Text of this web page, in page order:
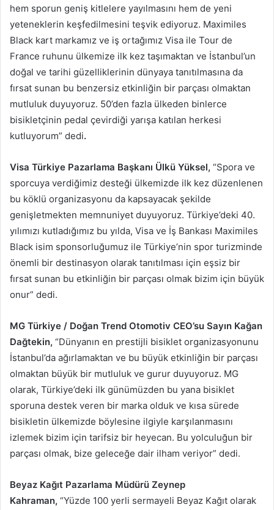
hem sporun geniş kitlelere yayılmasını hem de yeni
yeteneklerin keşfedilmesini teşvik ediyoruz. Maximiles
Black kart markamız ve iş ortağımız Visa ile Tour de
France ruhunu ülkemize ilk kez taşımaktan ve İstanbul’un
doğal ve tarihi güzelliklerinin dünyaya tanıtılmasına da
fırsat sunan bu benzersiz etkinliğin bir parçası olmaktan
mutluluk duyuyoruz. 50’den fazla ülkeden binlerce
bisikletçinin pedal çevirdiği yarışa katılan herkesi
kutluyorum” dedi.
Visa Türkiye Pazarlama Başkanı Ülkü Yüksel, “Spora ve
sporcuya verdiğimiz desteği ülkemizde ilk kez düzenlenen
bu köklü organizasyonu da kapsayacak şekilde
genişletmekten memnuniyet duyuyoruz. Türkiye’deki 40.
yılımızı kutladığımız bu yılda, Visa ve İş Bankası Maximiles
Black isim sponsorluğumuz ile Türkiye’nin spor turizminde
önemli bir destinasyon olarak tanıtılması için eşsiz bir
fırsat sunan bu etkinliğin bir parçası olmak bizim için büyük
onur” dedi.
⁠MG Türkiye / Doğan Trend Otomotiv CEO’su Sayın Kağan
Dağtekin, “Dünyanın en prestijli bisiklet organizasyonunu
İstanbul’da ağırlamaktan ve bu büyük etkinliğin bir parçası
olmaktan büyük bir mutluluk ve gurur duyuyoruz. MG
olarak, Türkiye’deki ilk günümüzden bu yana bisiklet
sporuna destek veren bir marka olduk ve kısa sürede
bisikletin ülkemizde böylesine ilgiyle karşılanmasını
izlemek bizim için tarifsiz bir heyecan. Bu yolculuğun bir
parçası olmak, bize geleceğe dair ilham veriyor” dedi.
Beyaz Kağıt Pazarlama Müdürü Zeynep
Kahraman, “Yüzde 100 yerli sermayeli Beyaz Kağıt olarak